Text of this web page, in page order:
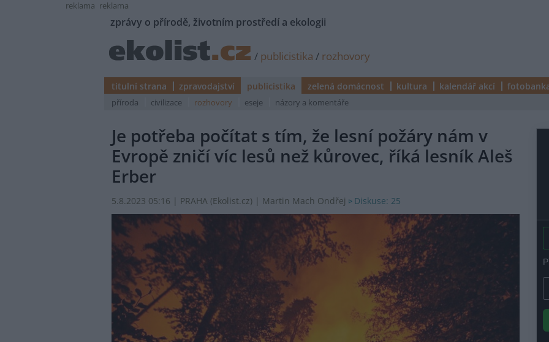
reklama reklama
zprávy o přírodě, životním prostředí a ekologii
/ publicistika / rozhovory
titulní strana zpravodajství publicistika zelená domácnost kultura kalendář akcí
příroda civilizace rozhovory eseje názory a komentáře
Je potřeba počítat s tím, že lesní požáry nám v
Evropě zničí víc lesů než kůrovec, říká lesník Aleš
Erber
5.8.2023 05:16 | PRAHA (Ekolist.cz) | Martin Mach Ondřej Diskuse: 25